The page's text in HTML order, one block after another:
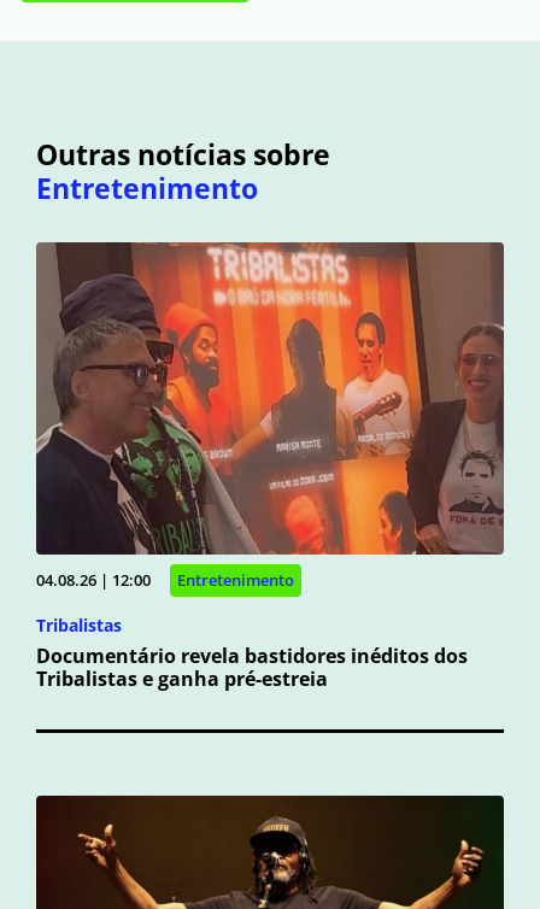
Outras notícias sobre
Entretenimento
04.08.26 | 12:00 Entretenimento
Tribalistas
Documentário revela bastidores inéditos dos
Tribalistas e ganha pré-estreia